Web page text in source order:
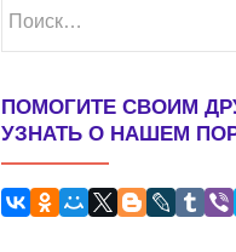
ПОМОГИТЕ СВОИМ
УЗНАТЬ О НАШЕМ